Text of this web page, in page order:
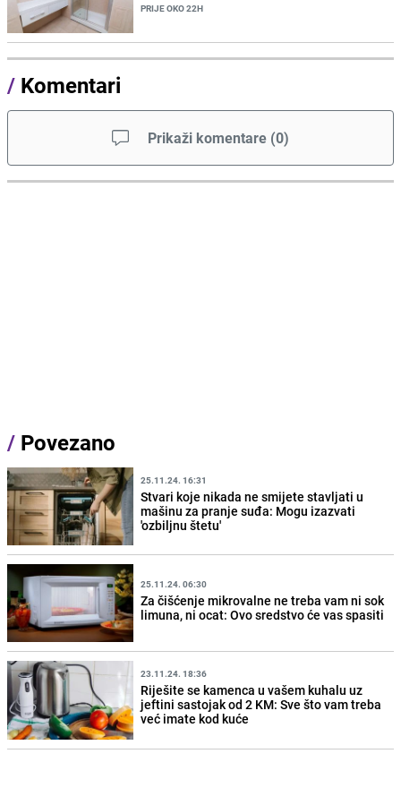
PRIJE OKO 22H
/ Komentari
Prikaži komentare (0)
/ Povezano
25.11.24. 16:31
Stvari koje nikada ne smijete stavljati u
mašinu za pranje suđa: Mogu izazvati
'ozbiljnu štetu'
25.11.24. 06:30
Za čišćenje mikrovalne ne treba vam ni sok
limuna, ni ocat: Ovo sredstvo će vas spasiti
23.11.24. 18:36
Riješite se kamenca u vašem kuhalu uz
jeftini sastojak od 2 KM: Sve što vam treba
već imate kod kuće